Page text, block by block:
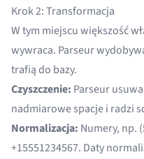
Krok 2: Transformacja
W tym miejscu większość
wywraca. Parseur
trafią do bazy.
Czyszczenie: Parseur
nadmiarowe spacje i radzi
Normalizacja: Numery, np.
+15551234567. Daty